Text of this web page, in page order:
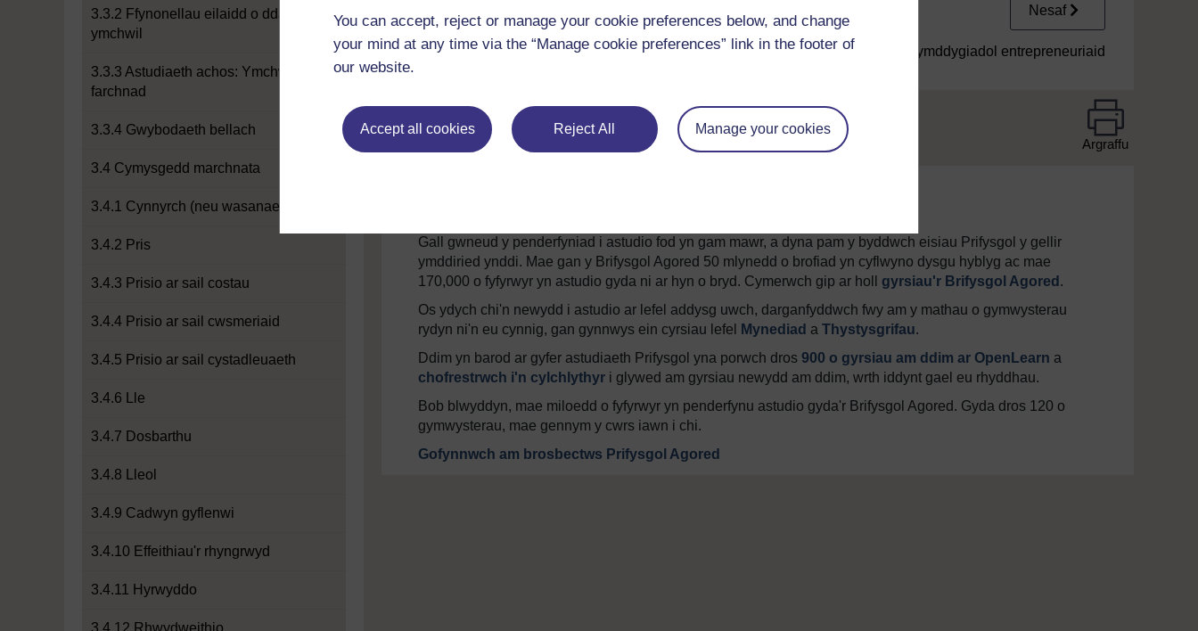
You can accept, reject or manage your cookie preferences below, and change
your mind at any time via the “Manage cookie preferences” link in the footer of
our website.
Accept all cookies Reject All Manage your cookies
3.3.2 Ffynonellau eilaidd o ddata
ymchwil
3.3.3 Astudiaeth achos: Ymchwil i'r
farchnad
3.3.4 Gwybodaeth bellach
3.4 Cymysgedd marchnata
3.4.1 Cynnyrch (neu wasanaeth)
3.4.2 Pris
3.4.3 Prisio ar sail costau
3.4.4 Prisio ar sail cwsmeriaid
3.4.5 Prisio ar sail cystadleuaeth
3.4.6 Lle
3.4.7 Dosbarthu
3.4.8 Lleol
3.4.9 Cadwyn gyflenwi
3.4.10 Effeithiau'r rhyngrwyd
3.4.11 Hyrwyddo
3.4.12 Rhwydweithio
1.3 Gwerthoedd
Nesaf
1.5 Nodweddion ymddygiadol entrepreneuriaid
Argraffu
Gall gwneud y penderfyniad i astudio fod yn gam mawr, a dyna pam y byddwch eisiau Prifysgol y gellir
ymddiried ynddi. Mae gan y Brifysgol Agored 50 mlynedd o brofiad yn cyflwyno dysgu hyblyg ac mae
170,000 o fyfyrwyr yn astudio gyda ni ar hyn o bryd. Cymerwch gip ar holl gyrsiau'r Brifysgol Agored .
Os ydych chi'n newydd i astudio ar lefel addysg uwch, darganfyddwch fwy am y mathau o gymwysterau
rydyn ni'n eu cynnig, gan gynnwys ein cyrsiau lefel
Mynediad a Thystysgrifau.
Ddim yn barod ar gyfer astudiaeth Prifysgol yna porwch dros 900 o gyrsiau am ddim ar OpenLearn a
chofrestrwch i'n cylchlythyr i glywed am gyrsiau newydd am ddim, wrth iddynt gael eu rhyddhau.
Bob blwyddyn, mae miloedd o fyfyrwyr yn penderfynu astudio gyda'r Brifysgol Agored. Gyda dros 120 o
gymwysterau, mae gennym y cwrs iawn i chi.
Gofynnwch am brosbectws Prifysgol Agored